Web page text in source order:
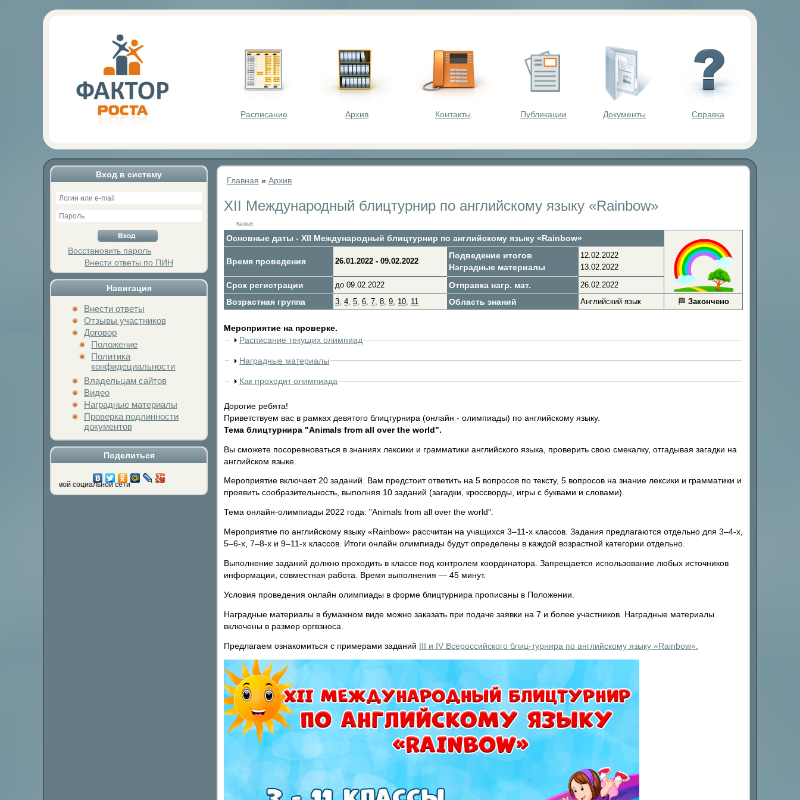
Расписание Архив Контакты Публикации Документы Справка
Вход в систему
Восстановить пароль
Внести ответы по ПИН
Навигация
Внести ответы
Отзывы участников
Договор
Положение
Политика
конфидециальности
Владельцам сайтов
Видео
Наградные материалы
Проверка подлинности
документов
Поделиться
любимой социальной сети
Главная » Архив
XII Международный блицтурнир по английскому языку «Rainbow»
Rainbow
Основные даты - XII Международный блицтурнир по английскому языку «Rainbow»
Время проведения 26.01.2022 - 09.02.2022
Подведение итогов
Наградные материалы
12.02.2022
13.02.2022
Срок регистрации до 09.02.2022 Отправка нагр. мат. 26.02.2022
Возрастная группа 3, 4, 5, 6, 7, 8, 9, 10, 11 Область знаний Английский язык 🏁 Закончено
Мероприятие на проверке.
Расписание текущих олимпиад
Наградные материалы
Как проходит олимпиада
Дорогие ребята!
Приветствуем вас в рамках девятого блицтурнира (онлайн - олимпиады) по английскому языку.
Тема блицтурнира "Animals from all over the world".
Вы сможете посоревноваться в знаниях лексики и грамматики английского языка, проверить свою смекалку, отгадывая загадки на
английском языке.
Мероприятие включает 20 заданий. Вам предстоит ответить на 5 вопросов по тексту, 5 вопросов на знание лексики и грамматики и
проявить сообразительность, выполняя 10 заданий (загадки, кроссворды, игры с буквами и словами).
Тема онлайн-олимпиады 2022 года: "Animals from all over the world".
Мероприятие по английскому языку «Rainbow» рассчитан на учащихся 3–11-х классов. Задания предлагаются отдельно для 3–4-х,
5–6-х, 7–8-х и 9–11-х классов. Итоги онлайн олимпиады будут определены в каждой возрастной категории отдельно.
Выполнение заданий должно проходить в классе под контролем координатора. Запрещается использование любых источников
информации, совместная работа. Время выполнения — 45 минут.
Условия проведения онлайн олимпиады в форме блицтурнира прописаны в Положении.
Наградные материалы в бумажном виде можно заказать при подаче заявки на 7 и более участников. Наградные материалы
включены в размер оргвзноса.
Предлагаем ознакомиться с примерами заданий III и IV Всероссийского блиц-турнира по английскому языку «Rainbow».